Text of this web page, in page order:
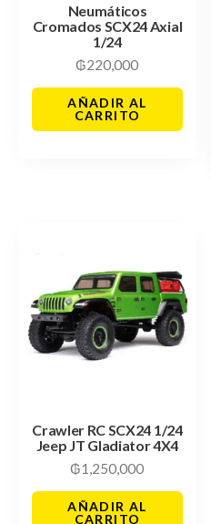
Neumáticos
Cromados SCX24 Axial
1/24
₲220,000
AÑADIR AL
CARRITO
Crawler RC SCX24 1/24
Jeep JT Gladiator 4X4
₲1,250,000
AÑADIR AL
CARRITO